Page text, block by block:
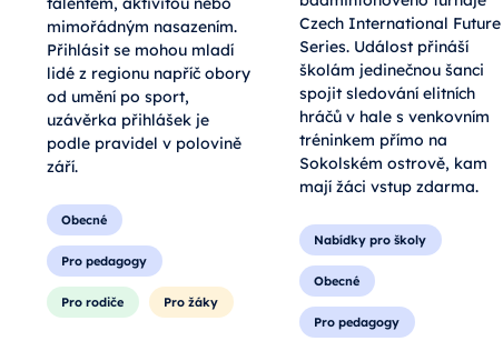
talentem, aktivitou nebo
mimořádným nasazením.
Přihlásit se mohou mladí
lidé z regionu napříč obory
od umění po sport,
uzávěrka přihlášek je
podle pravidel v polovině
září.
Obecné
Pro pedagogy
Pro rodiče Pro žáky
Czech International Future
Series. Událost přináší
školám jedinečnou šanci
spojit sledování elitních
hráčů v hale s venkovním
tréninkem přímo na
Sokolském ostrově, kam
mají žáci vstup zdarma.
Nabídky pro školy
Obecné
Pro pedagogy